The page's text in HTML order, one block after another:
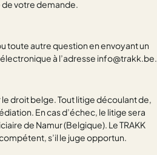
votre demande.
toute autre question en envoyant un
à l’adresse info@trakk.be.
droit belge. Tout litige découlant de,
En cas d’échec, le litige sera
de Namur (Belgique). Le TRAKK
s’il le juge opportun.